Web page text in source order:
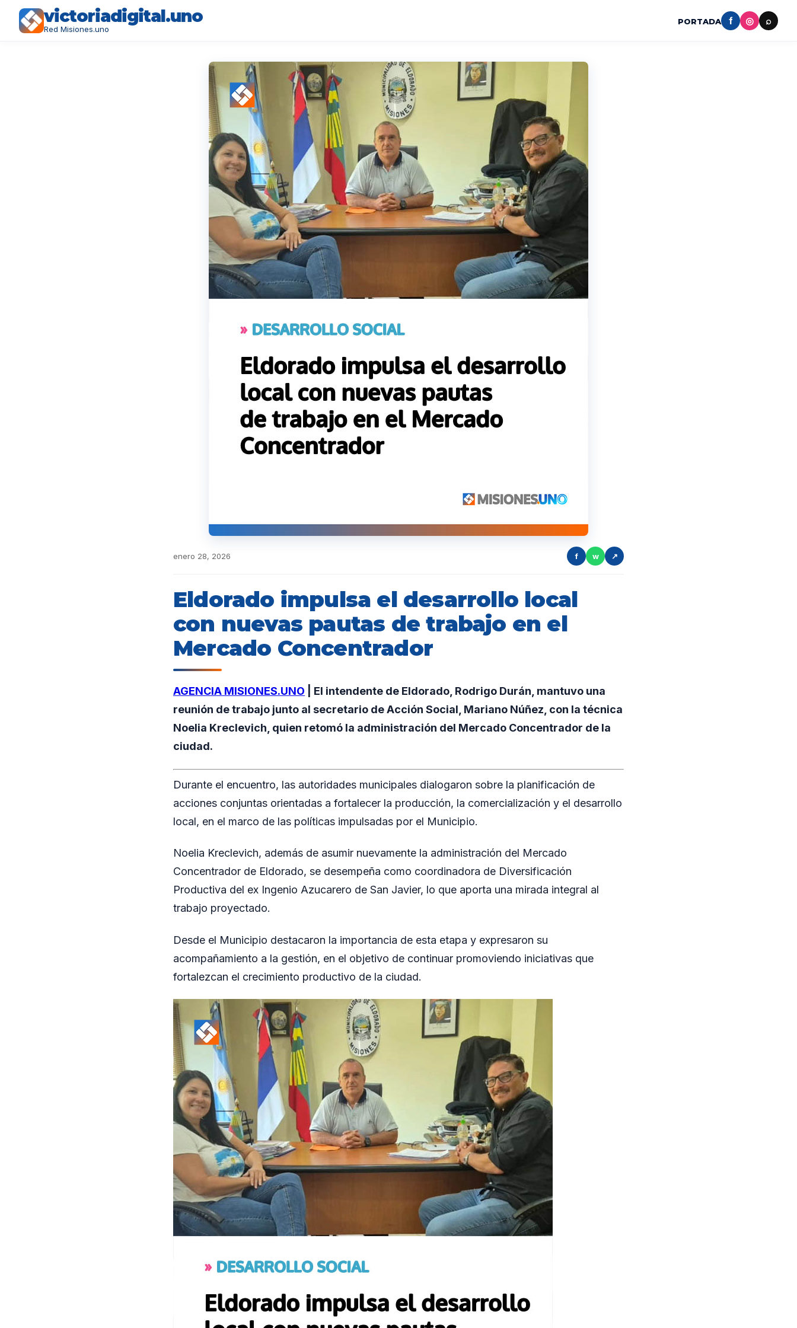
victoriadigital.uno
Red Misiones.uno
PORTADA f ◎ ⌕
enero 28, 2026 f w ↗
Eldorado impulsa el desarrollo local
con nuevas pautas de trabajo en el
Mercado Concentrador
AGENCIA MISIONES.UNO | El intendente de Eldorado, Rodrigo Durán, mantuvo una
reunión de trabajo junto al secretario de Acción Social, Mariano Núñez, con la técnica
Noelia Kreclevich, quien retomó la administración del Mercado Concentrador de la
ciudad.
Durante el encuentro, las autoridades municipales dialogaron sobre la planificación de
acciones conjuntas orientadas a fortalecer la producción, la comercialización y el desarrollo
local, en el marco de las políticas impulsadas por el Municipio.
Noelia Kreclevich, además de asumir nuevamente la administración del Mercado
Concentrador de Eldorado, se desempeña como coordinadora de Diversificación
Productiva del ex Ingenio Azucarero de San Javier, lo que aporta una mirada integral al
trabajo proyectado.
Desde el Municipio destacaron la importancia de esta etapa y expresaron su
acompañamiento a la gestión, en el objetivo de continuar promoviendo iniciativas que
fortalezcan el crecimiento productivo de la ciudad.